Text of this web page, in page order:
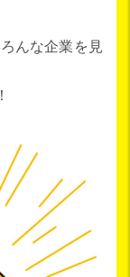
んな企業を見